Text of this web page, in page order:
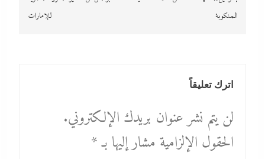
المنكوبة
للإمارات
اترك تعليقاً
لن يتم نشر عنوان بريدك الإلكتروني.
الحقول الإلزامية مشار إليها بـ*